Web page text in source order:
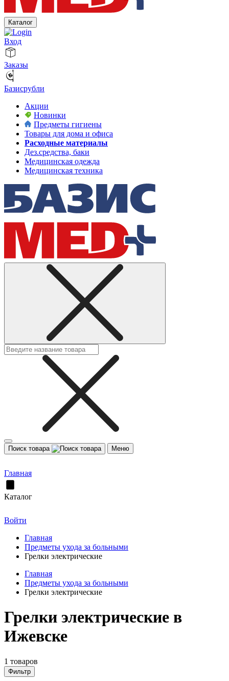
Каталог
Вход
Заказы
Базисрубли
Акции
Новинки
Предметы гигиены
Товары для дома и офиса
Расходные материалы
Дез.средства, баки
Медицинская одежда
Медицинская техника
Поиск товара Меню
Главная
Каталог
Войти
Главная
Предметы ухода за больными
Грелки электрические
Главная
Предметы ухода за больными
Грелки электрические
Грелки электрические в
Ижевске
1 товаров
Фильтр